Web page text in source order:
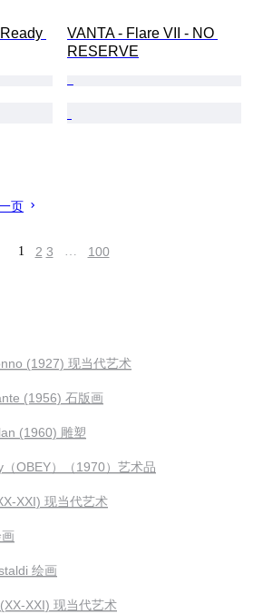
VANTA - Flare VII - NO
RESERVE
页
1 2 3 … 100
(1927) 现当代艺术
(1956) 石版画
(1960) 雕塑
OBEY）（1970）艺术品
XXI) 现当代艺术
绘画
XXI) 现当代艺术